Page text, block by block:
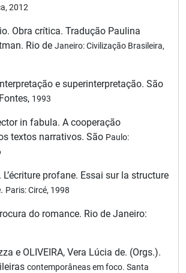
2012
Obra crítica. Tradução Paulina
Rio de Janeiro: Civilização Brasileira,
e superinterpretação. São
1993
in fabula. A cooperação
textos narrativos. São Paulo:
L’écriture profane. Essai sur la structure
Paris: Circé, 1998
do romance. Rio de Janeiro:
e OLIVEIRA, Vera Lúcia de. (Orgs.).
contemporâneas em foco. Santa